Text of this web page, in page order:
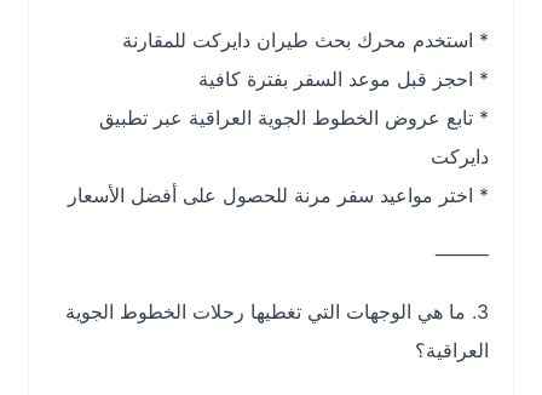
* استخدم محرك بحث طيران دايركت للمقارنة
* احجز قبل موعد السفر بفترة كافية
* تابع عروض الخطوط الجوية العراقية عبر تطبيق
دايركت
* اختر مواعيد سفر مرنة للحصول على أفضل الأسعار
⸻
3. ما هي الوجهات التي تغطيها رحلات الخطوط الجوية
العراقية؟